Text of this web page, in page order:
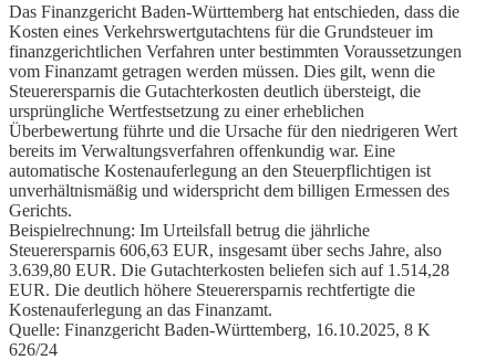
Das Finanzgericht Baden-Württemberg hat entschieden, dass die
Kosten eines Verkehrswertgutachtens für die Grundsteuer im
finanzgerichtlichen Verfahren unter bestimmten Voraussetzungen
vom Finanzamt getragen werden müssen. Dies gilt, wenn die
Steuerersparnis die Gutachterkosten deutlich übersteigt, die
ursprüngliche Wertfestsetzung zu einer erheblichen
Überbewertung führte und die Ursache für den niedrigeren Wert
bereits im Verwaltungsverfahren offenkundig war. Eine
automatische Kostenauferlegung an den Steuerpflichtigen ist
unverhältnismäßig und widerspricht dem billigen Ermessen des
Gerichts.
Beispielrechnung: Im Urteilsfall betrug die jährliche
Steuerersparnis 606,63 EUR, insgesamt über sechs Jahre, also
3.639,80 EUR. Die Gutachterkosten beliefen sich auf 1.514,28
EUR. Die deutlich höhere Steuerersparnis rechtfertigte die
Kostenauferlegung an das Finanzamt.
Quelle: Finanzgericht Baden-Württemberg, 16.10.2025, 8 K
626/24